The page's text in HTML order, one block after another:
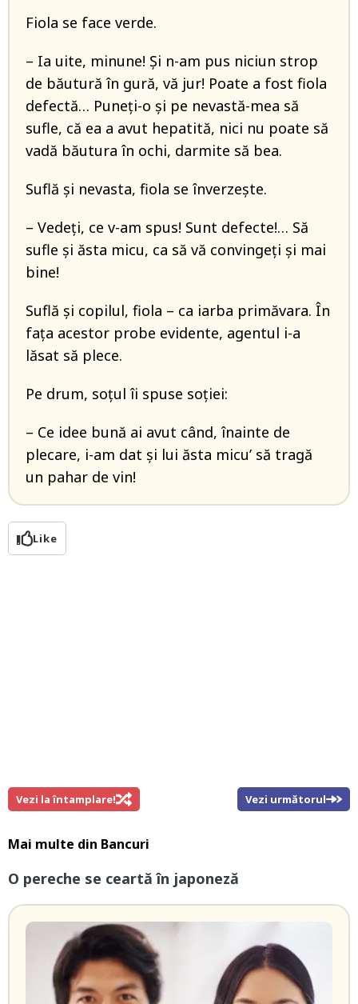
Fiola se face verde.
– Ia uite, minune! Şi n-am pus niciun strop
de băutură în gură, vă jur! Poate a fost fiola
defectă… Puneţi-o şi pe nevastă-mea să
sufle, că ea a avut hepatită, nici nu poate să
vadă băutura în ochi, darmite să bea.
Suflă şi nevasta, fiola se înverzeşte.
– Vedeţi, ce v-am spus! Sunt defecte!… Să
sufle şi ăsta micu, ca să vă convingeţi şi mai
bine!
Suflă şi copilul, fiola – ca iarba primăvara. În
faţa acestor probe evidente, agentul i-a
lăsat să plece.
Pe drum, soţul îi spuse soţiei:
– Ce idee bună ai avut când, înainte de
plecare, i-am dat şi lui ăsta micu’ să tragă
un pahar de vin!
Like
Vezi la întamplare! Vezi următorul
Mai multe din Bancuri
O pereche se ceartă în japoneză